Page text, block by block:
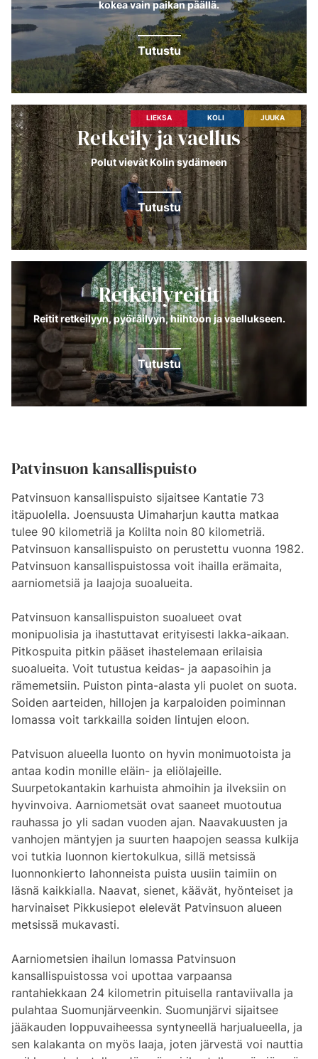
kokea vain paikan päällä.
Tutustu
LIEKSA KOLI JUUKA
Retkeily ja vaellus
Polut vievät Kolin sydämeen
Tutustu
Retkeilyreitit
Reitit retkeilyyn, pyöräilyyn, hiihtoon ja vaellukseen.
Tutustu
Patvinsuon kansallispuisto
Patvinsuon kansallispuisto sijaitsee Kantatie 73
itäpuolella. Joensuusta Uimaharjun kautta matkaa
tulee 90 kilometriä ja Kolilta noin 80 kilometriä.
Patvinsuon kansallispuisto on perustettu vuonna 1982.
Patvinsuon kansallispuistossa voit ihailla erämaita,
aarniometsiä ja laajoja suoalueita.
Patvinsuon kansallispuiston suoalueet ovat
monipuolisia ja ihastuttavat erityisesti lakka-aikaan.
Pitkospuita pitkin pääset ihastelemaan erilaisia
suoalueita. Voit tutustua keidas- ja aapasoihin ja
rämemetsiin. Puiston pinta-alasta yli puolet on suota.
Soiden aarteiden, hillojen ja karpaloiden poiminnan
lomassa voit tarkkailla soiden lintujen eloon.
Patvisuon alueella luonto on hyvin monimuotoista ja
antaa kodin monille eläin- ja eliölajeille.
Suurpetokantakin karhuista ahmoihin ja ilveksiin on
hyvinvoiva. Aarniometsät ovat saaneet muotoutua
rauhassa jo yli sadan vuoden ajan. Naavakuusten ja
vanhojen mäntyjen ja suurten haapojen seassa kulkija
voi tutkia luonnon kiertokulkua, sillä metsissä
luonnonkierto lahonneista puista uusiin taimiin on
läsnä kaikkialla. Naavat, sienet, käävät, hyönteiset ja
harvinaiset Pikkusiepot elelevät Patvinsuon alueen
metsissä mukavasti.
Aarniometsien ihailun lomassa Patvinsuon
kansallispuistossa voi upottaa varpaansa
rantahiekkaan 24 kilometrin pituisella rantaviivalla ja
pulahtaa Suomunjärveenkin. Suomunjärvi sijaitsee
jääkauden loppuvaiheessa syntyneellä harjualueella, ja
sen kalakanta on myös laaja, joten järvestä voi nauttia